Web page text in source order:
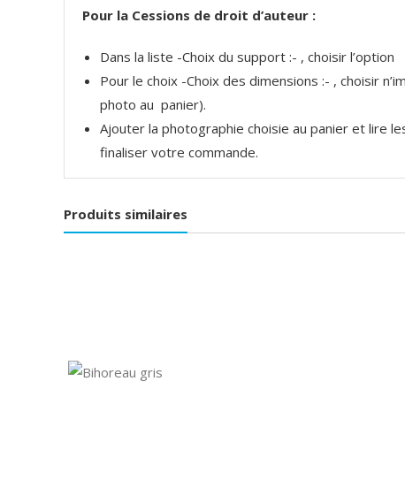
Pour la Cessions de droit d’auteur :
Dans la liste -Choix du support :- , choisir
Pour le choix -Choix des dimensions :- , choisir
photo au panier).
Ajouter la photographie choisie au panier et lire
finaliser votre commande.
Produits similaires